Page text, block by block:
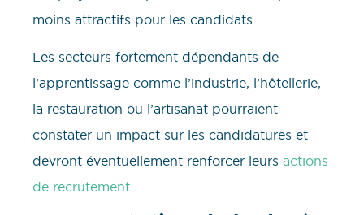
moins attractifs pour les candidats.
Les secteurs fortement dépendants de
l’apprentissage comme l’industrie, l’hôtellerie,
la restauration ou l’artisanat pourraient
constater un impact sur les candidatures et
devront éventuellement renforcer leurs actions
de recrutement